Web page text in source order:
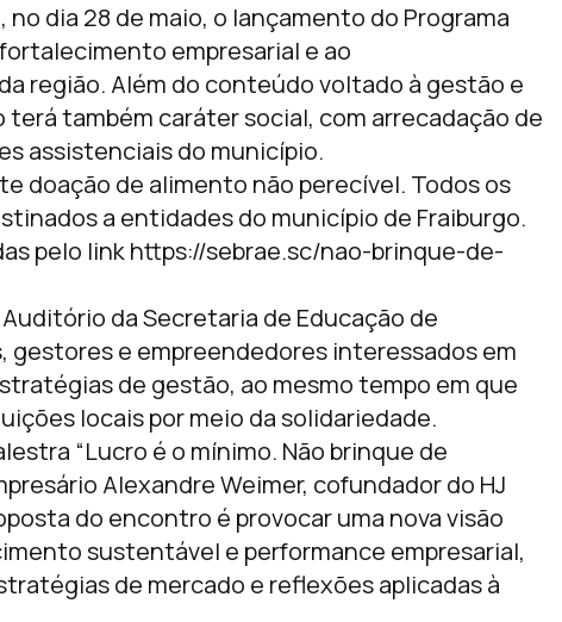
dia 28 de maio, o lançamento do Programa
empresarial e ao
região. Além do conteúdo voltado à gestão e
também caráter social, com arrecadação de
assistenciais do município.
doação de alimento não perecível. Todos os
a entidades do município de Fraiburgo.
pelo link https://sebrae.sc/nao-brinque-de-
da Secretaria de Educação de
gestores e empreendedores interessados em
de gestão, ao mesmo tempo em que
locais por meio da solidariedade.
“Lucro é o mínimo. Não brinque de
Alexandre Weimer, cofundador do HJ
do encontro é provocar uma nova visão
sustentável e performance empresarial,
de mercado e reflexões aplicadas à